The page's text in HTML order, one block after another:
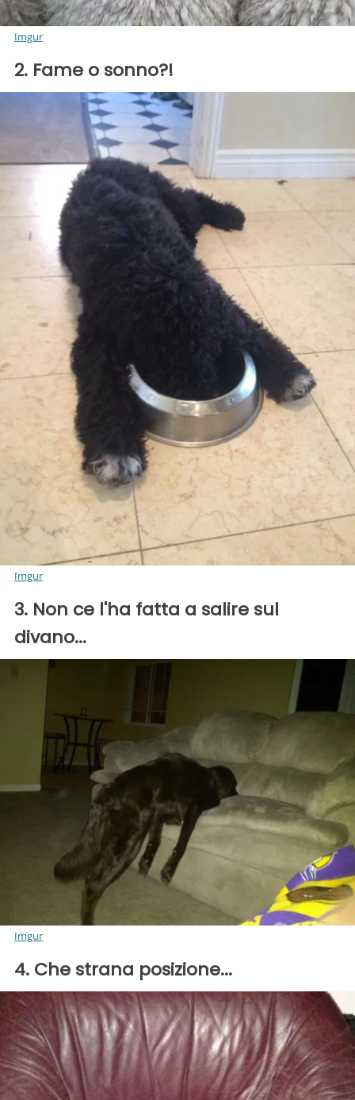
Imgur
2. Fame o sonno?!
Imgur
3. Non ce l'ha fatta a salire sul
divano...
Imgur
4. Che strana posizione...